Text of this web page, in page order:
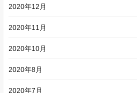
2020年12月
2020年11月
2020年10月
2020年8月
2020年7月